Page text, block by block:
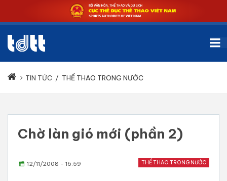
TIN TỨC / THỂ THAO TRONG NƯỚC
Chờ làn gió mới (phần 2)
THỂ THAO TRONG NƯỚC
12/11/2008 - 16:59